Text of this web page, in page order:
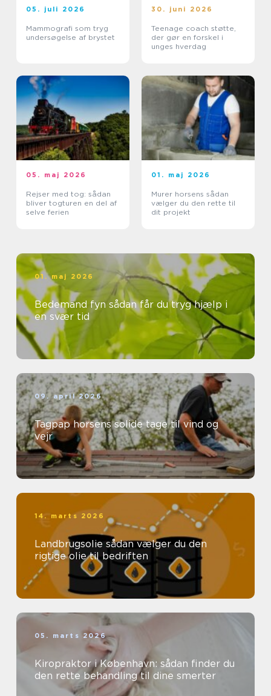
05. juli 2026
Mammografi som tryg
undersøgelse af brystet
30. juni 2026
Teenage coach støtte,
der gør en forskel i
unges hverdag
05. maj 2026
Rejser med tog: sådan
bliver togturen en del af
selve ferien
01. maj 2026
Murer horsens sådan
vælger du den rette til
dit projekt
01. maj 2026
Bedemand fyn sådan får du tryg hjælp i
en svær tid
09. april 2026
Tagpap horsens solide tage til vind og
vejr
14. marts 2026
Landbrugsolie sådan vælger du den
rigtige olie til bedriften
05. marts 2026
Kiropraktor i København: sådan finder du
den rette behandling til dine smerter